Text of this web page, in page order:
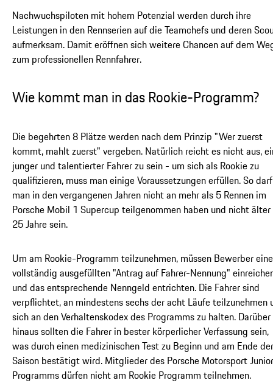
Nachwuchspiloten mit hohem Potenzial werden durch ihre
Leistungen in den Rennserien auf die Teamchefs und deren
aufmerksam. Damit eröffnen sich weitere Chancen auf dem
zum professionellen Rennfahrer.
Wie kommt man in das Rookie-Programm?
Die begehrten 8 Plätze werden nach dem Prinzip "Wer zuerst
kommt, mahlt zuerst" vergeben. Natürlich reicht es nicht aus,
junger und talentierter Fahrer zu sein - um sich als Rookie zu
qualifizieren, muss man einige Voraussetzungen erfüllen. So darf
man in den vergangenen Jahren nicht an mehr als 5 Rennen im
Porsche Mobil 1 Supercup teilgenommen haben und nicht älter
25 Jahre sein.
Um am Rookie-Programm teilzunehmen, müssen Bewerber
vollständig ausgefüllten "Antrag auf Fahrer-Nennung"
und das entsprechende Nenngeld entrichten. Die Fahrer sind
verpflichtet, an mindestens sechs der acht Läufe teilzunehmen
sich an den Verhaltenskodex des Programms zu halten. Darüber
hinaus sollten die Fahrer in bester körperlicher Verfassung sein,
was durch einen medizinischen Test zu Beginn und am Ende der
Saison bestätigt wird. Mitglieder des Porsche Motorsport Junior
Programms dürfen nicht am Rookie Programm teilnehmen.